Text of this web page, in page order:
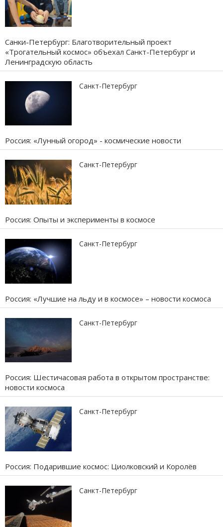
Санки-Петербург: Благотворительный проект
«Трогательный космос» объехал Санкт-Петербург и
Ленинградскую область
Санкт-Петербург
Россия: «Лунный огород» - космические новости
Санкт-Петербург
Россия: Опыты и эксперименты в космосе
Санкт-Петербург
Россия: «Лучшие на льду и в космосе» – новости космоса
Санкт-Петербург
Россия: Шестичасовая работа в открытом пространстве:
новости космоса
Санкт-Петербург
Россия: Подарившие космос: Циолковский и Королёв
Санкт-Петербург